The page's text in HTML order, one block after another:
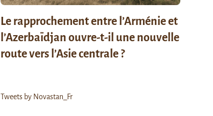
Le rapprochement entre l’Arménie et
l’Azerbaïdjan ouvre-t-il une nouvelle
route vers l’Asie centrale ?
Tweets by Novastan_Fr